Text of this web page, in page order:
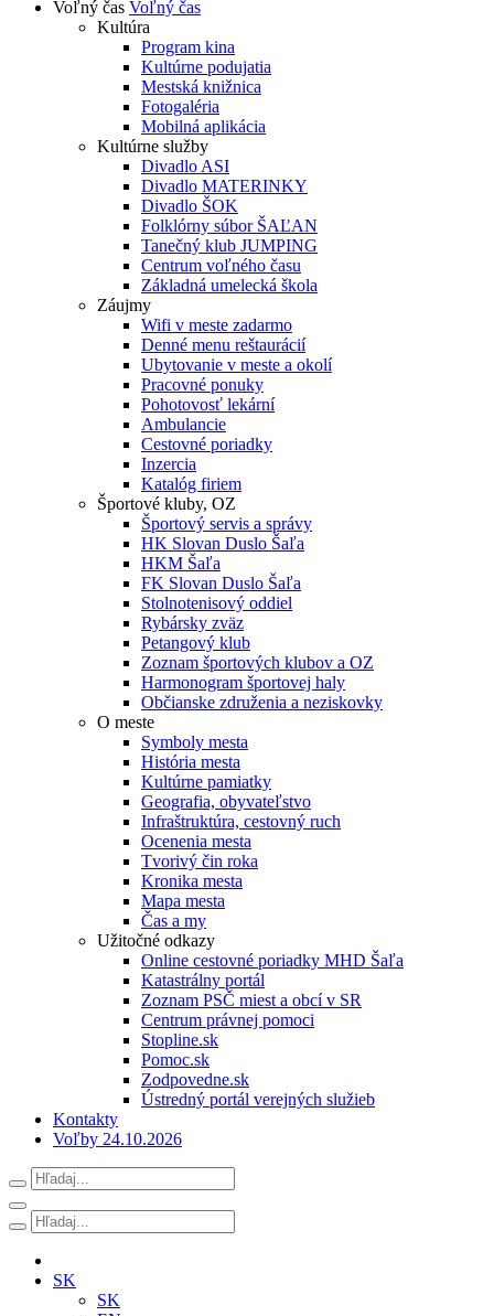
Voľný čas Voľný čas
Kultúra
Program kina
Kultúrne podujatia
Mestská knižnica
Fotogaléria
Mobilná aplikácia
Kultúrne služby
Divadlo ASI
Divadlo MATERINKY
Divadlo ŠOK
Folklórny súbor ŠAĽAN
Tanečný klub JUMPING
Centrum voľného času
Základná umelecká škola
Záujmy
Wifi v meste zadarmo
Denné menu reštaurácií
Ubytovanie v meste a okolí
Pracovné ponuky
Pohotovosť lekární
Ambulancie
Cestovné poriadky
Inzercia
Katalóg firiem
Športové kluby, OZ
Športový servis a správy
HK Slovan Duslo Šaľa
HKM Šaľa
FK Slovan Duslo Šaľa
Stolnotenisový oddiel
Rybársky zväz
Petangový klub
Zoznam športových klubov a OZ
Harmonogram športovej haly
Občianske združenia a neziskovky
O meste
Symboly mesta
História mesta
Kultúrne pamiatky
Geografia, obyvateľstvo
Infraštruktúra, cestovný ruch
Ocenenia mesta
Tvorivý čin roka
Kronika mesta
Mapa mesta
Čas a my
Užitočné odkazy
Online cestovné poriadky MHD Šaľa
Katastrálny portál
Zoznam PSČ miest a obcí v SR
Centrum právnej pomoci
Stopline.sk
Pomoc.sk
Zodpovedne.sk
Ústredný portál verejných služieb
Kontakty
Voľby 24.10.2026
SK
SK